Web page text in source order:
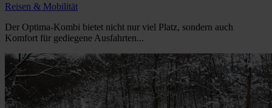
Reisen & Mobilität
Der Optima-Kombi bietet nicht nur viel Platz, sondern auch
Komfort für gediegene Ausfahrten...